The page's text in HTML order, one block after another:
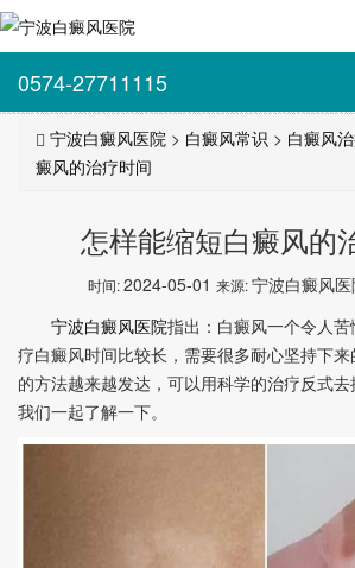
0574-27711115
宁波白癜风医院 > 白癜风常识 > 白癜风
癜风的治疗时间
怎样能缩短白癜风的
时间:2024-05-01 来源:宁波白癜风
宁波白癜风医院指出：白癜风一个令人
疗白癜风时间比较长，需要很多耐心坚持下
的方法越来越发达，可以用科学的治疗反式
我们一起了解一下。